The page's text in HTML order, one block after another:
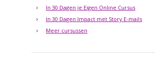
In 30 Dagen je Eigen Online Cursus
In 30 Dagen Impact met Story E-mails
Meer cursussen